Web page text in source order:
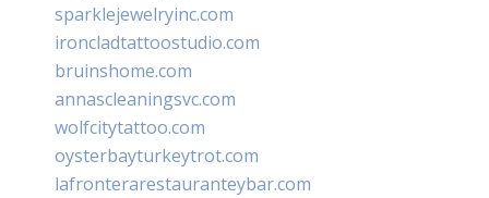
sparklejewelryinc.com
ironcladtattoostudio.com
bruinshome.com
annascleaningsvc.com
wolfcitytattoo.com
oysterbayturkeytrot.com
lafronterarestauranteybar.com